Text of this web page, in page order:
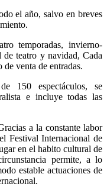
el año, salvo en breves
temporadas, invierno-
de teatro y navidad, Cada
venta de entradas.
150 espectáculos, se
e incluye todas las
a la constante labor
Festival Internacional de
en el habito cultural de
permite, a lo
estable actuaciones de